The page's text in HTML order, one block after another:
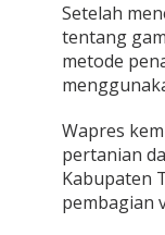
Setelah
tentang
metode
Wapres
pertanian
Kabupaten
pembagian